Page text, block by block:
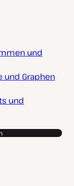
und
und Graphen
und